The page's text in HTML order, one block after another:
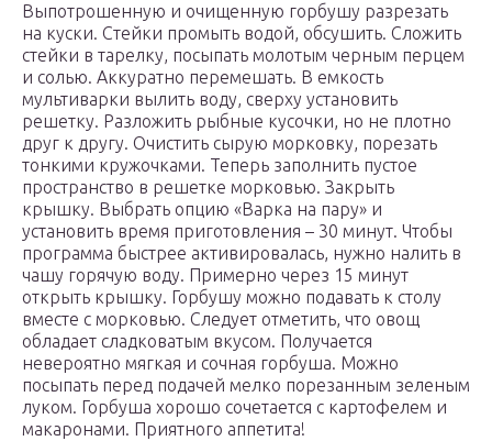
Выпотрошенную и очищенную горбушу разрезать
на куски. Стейки промыть водой, обсушить. Сложить
стейки в тарелку, посыпать молотым черным перцем
и солью. Аккуратно перемешать. В емкость
мультиварки вылить воду, сверху установить
решетку. Разложить рыбные кусочки, но не плотно
друг к другу. Очистить сырую морковку, порезать
тонкими кружочками. Теперь заполнить пустое
пространство в решетке морковью. Закрыть
крышку. Выбрать опцию «Варка на пару» и
установить время приготовления – 30 минут. Чтобы
программа быстрее активировалась, нужно налить в
чашу горячую воду. Примерно через 15 минут
открыть крышку. Горбушу можно подавать к столу
вместе с морковью. Следует отметить, что овощ
обладает сладковатым вкусом. Получается
невероятно мягкая и сочная горбуша. Можно
посыпать перед подачей мелко порезанным зеленым
луком. Горбуша хорошо сочетается с картофелем и
макаронами. Приятного аппетита!